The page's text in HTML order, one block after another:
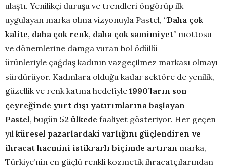
ulaştı. Yenilikçi duruşu ve trendleri öngörüp ilk
uygulayan marka olma vizyonuyla Pastel, “Daha çok
kalite, daha çok renk, daha çok samimiyet” mottosu
ve dönemlerine damga vuran bol ödüllü
ürünleriyle çağdaş kadının vazgeçilmez markası olmayı
sürdürüyor. Kadınlara olduğu kadar sektöre de yenilik,
güzellik ve renk katma hedefiyle 1990’ların son
çeyreğinde yurt dışı yatırımlarına başlayan
Pastel, bugün 52 ülkede faaliyet gösteriyor. Her geçen
yıl küresel pazarlardaki varlığını güçlendiren ve
ihracat hacmini istikrarlı biçimde artıran marka,
Türkiye’nin en güçlü renkli kozmetik ihracatçılarından